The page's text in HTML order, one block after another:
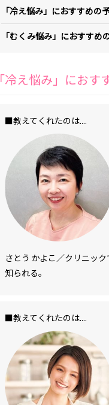
「冷え悩み」におすすめの
「むくみ悩み」におすすめ
「冷え悩み」におす
■教えてくれたのは....
さとう かよこ／クリニッ
知られる。
■教えてくれたのは....